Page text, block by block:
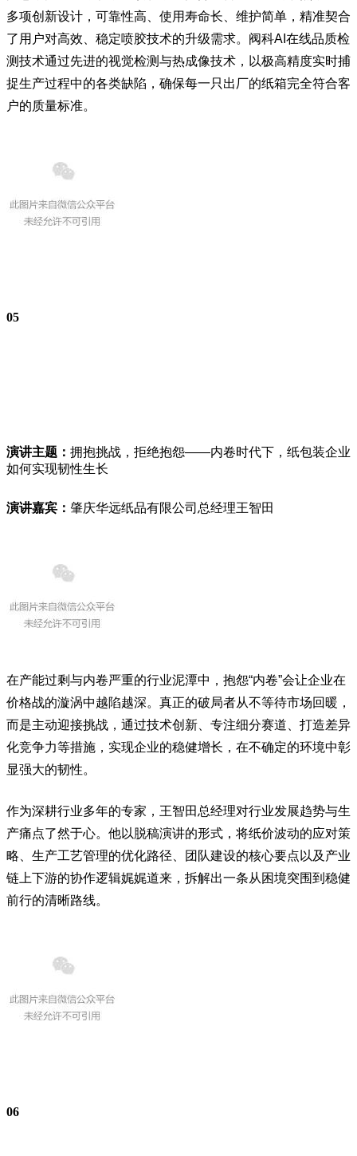
多项创新设计，可靠性高、使用寿命长、维护简单，精准契合
了用户对高效、稳定喷胶技术的升级需求。阀科AI在线品质检
测技术通过先进的视觉检测与热成像技术，以极高精度实时捕
捉生产过程中的各类缺陷，确保每一只出厂的纸箱完全符合客
户的质量标准。
05
演讲主题： 拥抱挑战，拒绝抱怨——内卷时代下，纸包装企业
如何实现韧性生长
演讲嘉宾： 肇庆华远纸品有限公司总经理王智田
在产能过剩与内卷严重的行业泥潭中，抱怨“内卷”会让企业在
价格战的漩涡中越陷越深。真正的破局者从不等待市场回暖，
而是主动迎接挑战，通过技术创新、专注细分赛道、打造差异
化竞争力等措施，实现企业的稳健增长，在不确定的环境中彰
显强大的韧性。
作为深耕行业多年的专家，王智田总经理对行业发展趋势与生
产痛点了然于心。他以脱稿演讲的形式，将纸价波动的应对策
略、生产工艺管理的优化路径、团队建设的核心要点以及产业
链上下游的协作逻辑娓娓道来，拆解出一条从困境突围到稳健
前行的清晰路线。
06